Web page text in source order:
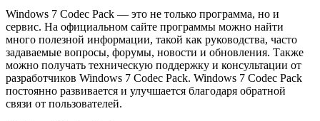
Windows 7 Codec Pack — это не только программа, но и
сервис. На официальном сайте программы можно найти
много полезной информации, такой как руководства, часто
задаваемые вопросы, форумы, новости и обновления. Также
можно получать техническую поддержку и консультации от
разработчиков Windows 7 Codec Pack. Windows 7 Codec Pack
постоянно развивается и улучшается благодаря обратной
связи от пользователей.